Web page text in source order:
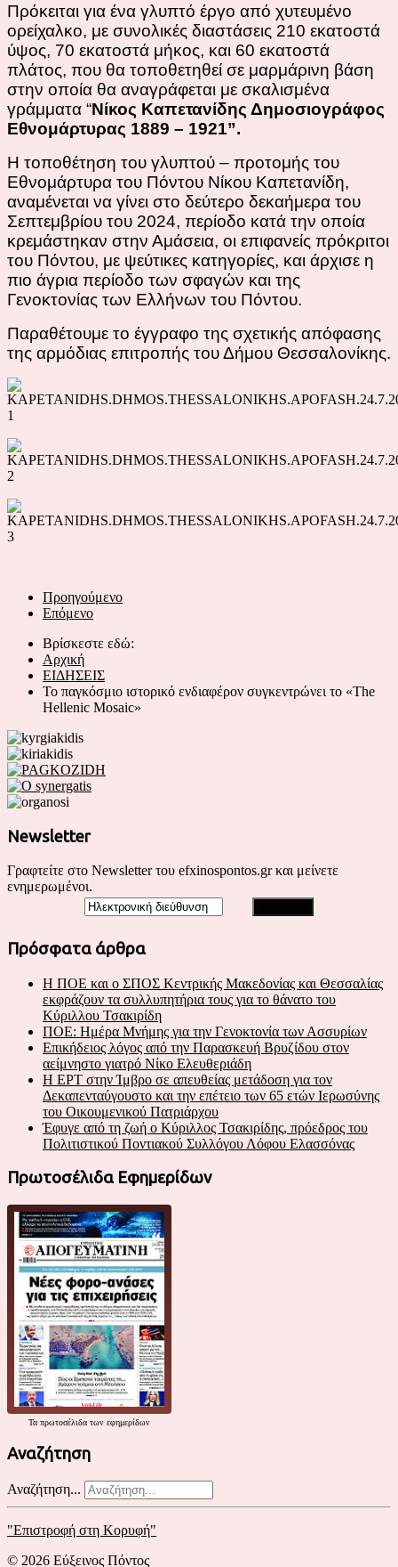
Πρόκειται για ένα γλυπτό έργο από χυτευμένο
ορείχαλκο, με συνολικές διαστάσεις 210 εκατοστά
ύψος, 70 εκατοστά μήκος, και 60 εκατοστά
πλάτος, που θα τοποθετηθεί σε μαρμάρινη βάση
στην οποία θα αναγράφεται με σκαλισμένα
γράμματα “Νίκος Καπετανίδης Δημοσιογράφος
Εθνομάρτυρας 1889 – 1921”.
Η τοποθέτηση του γλυπτού – προτομής του
Εθνομάρτυρα του Πόντου Νίκου Καπετανίδη,
αναμένεται να γίνει στο δεύτερο δεκαήμερα του
Σεπτεμβρίου του 2024, περίοδο κατά την οποία
κρεμάστηκαν στην Αμάσεια, οι επιφανείς πρόκριτοι
του Πόντου, με ψεύτικες κατηγορίες, και άρχισε η
πιο άγρια περίοδο των σφαγών και της
Γενοκτονίας των Ελλήνων του Πόντου.
Παραθέτουμε το έγγραφο της σχετικής απόφασης
της αρμόδιας επιτροπής του Δήμου Θεσσαλονίκης.
Προηγούμενο
Επόμενο
Βρίσκεστε εδώ:
Αρχική
ΕΙΔΗΣΕΙΣ
Το παγκόσμιο ιστορικό ενδιαφέρον συγκεντρώνει το «The
Hellenic Mosaic»
Newsletter
Γραφτείτε στο Newsletter του efxinospontos.gr και μείνετε
ενημερωμένοι.
Πρόσφατα άρθρα
Η ΠΟΕ και ο ΣΠΟΣ Κεντρικής Μακεδονίας και Θεσσαλίας
εκφράζουν τα συλλυπητήρια τους για το θάνατο του
Κύριλλου Τσακιρίδη
ΠΟΕ: Ημέρα Μνήμης για την Γενοκτονία των Ασσυρίων
Επικήδειος λόγος από την Παρασκευή Βρυζίδου στον
αείμνηστο γιατρό Νίκο Ελευθεριάδη
Η ΕΡΤ στην Ίμβρο σε απευθείας μετάδοση για τον
Δεκαπενταύγουστο και την επέτειο των 65 ετών Ιερωσύνης
του Οικουμενικού Πατριάρχου
Έφυγε από τη ζωή ο Κύριλλος Τσακιρίδης, πρόεδρος του
Πολιτιστικού Ποντιακού Συλλόγου Λόφου Ελασσόνας
Πρωτοσέλιδα Εφημερίδων
Τα πρωτοσέλιδα των εφημερίδων
Αναζήτηση
Αναζήτηση...
"Επιστροφή στη Κορυφή"
© 2026 Εύξεινος Πόντος